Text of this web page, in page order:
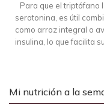
Para que el triptófano
serotonina, es útil
como arroz integral o
insulina, lo que facilita
Mi nutrición a la